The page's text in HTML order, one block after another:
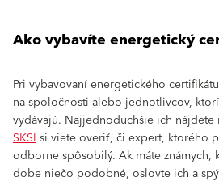
Ako vybavíte energetický
Pri vybavovaní energetického
na spoločnosti alebo jednotlivcov,
vydávajú. Najjednoduchšie ich nájdete
SKSIsi viete overiť, či expert, ktorého
odborne spôsobilý. Ak máte známych,
dobe niečo podobné, oslovte ich a